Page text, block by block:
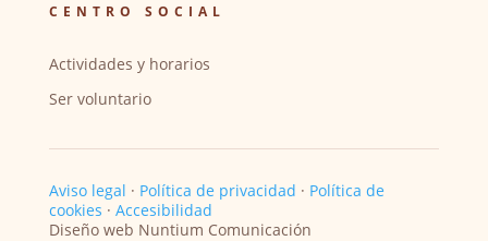
CENTRO SOCIAL
Actividades y horarios
Ser voluntario
Aviso legal · Política de privacidad · Política de
cookies · Accesibilidad
Diseño web Nuntium Comunicación